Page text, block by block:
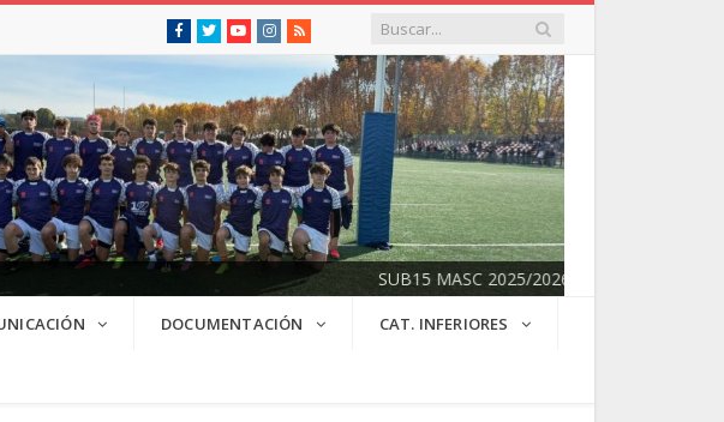
Facebook
Twitter YoutubeInstagram
RSS
SUB15 MASC 2025/2026
DOCUMENTACIÓN CAT. INFERIORES